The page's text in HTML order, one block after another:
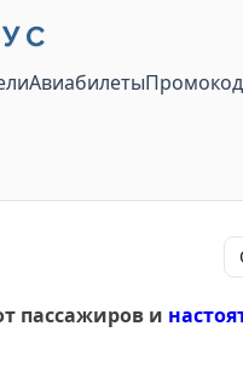
Авиабилеты
пассажиров и